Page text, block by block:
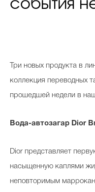
события
Три новых продукта в
коллекция переводных
прошедшей недели в
Вода-автозагар Dior
Dior представляет
насыщенную каплями
неповторимым